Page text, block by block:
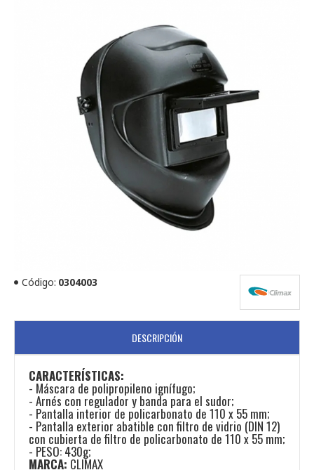
Código: 0304003
DESCRIPCIÓN
CARACTERÍSTICAS:
- Máscara de polipropileno ignífugo;
- Arnés con regulador y banda para el sudor;
- Pantalla interior de policarbonato de 110 x 55 mm;
- Pantalla exterior abatible con filtro de vidrio (DIN 12)
con cubierta de filtro de policarbonato de 110 x 55 mm;
- PESO: 430g;
MARCA: CLIMAX